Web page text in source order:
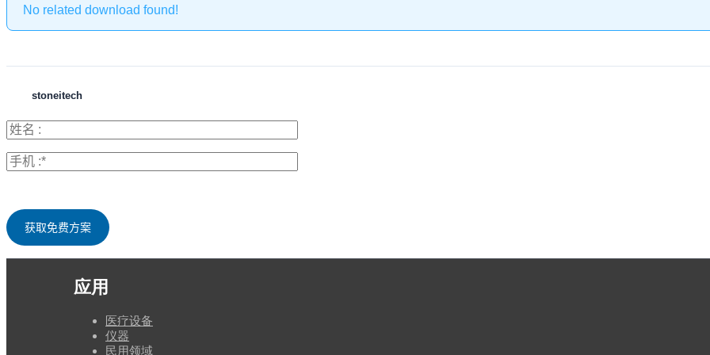
No related download found!
stoneitech
应用
医疗设备
仪器
民用领域